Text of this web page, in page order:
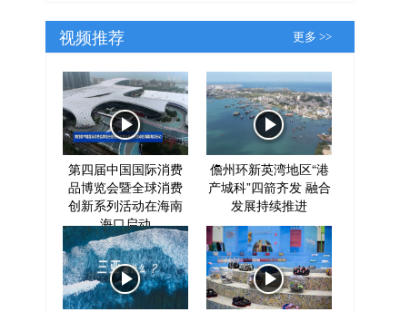
视频推荐 更多 >>
第四届中国国际消费
品博览会暨全球消费
创新系列活动在海南
海口启动
儋州环新英湾地区“港
产城科”四箭齐发 融合
发展持续推进